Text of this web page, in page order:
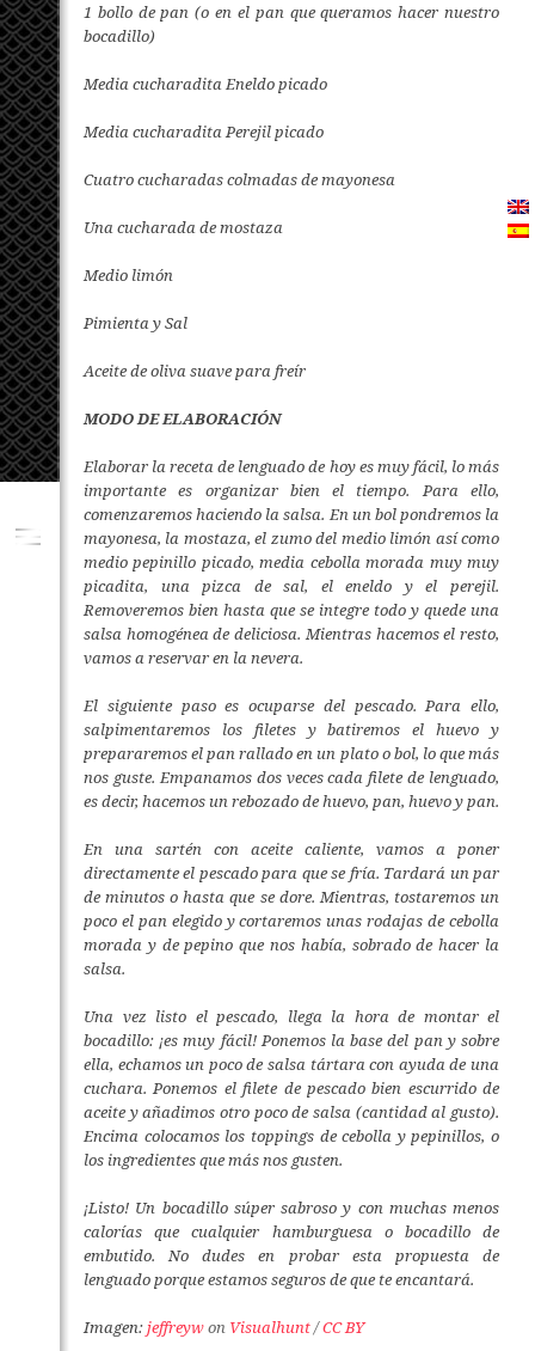
1 bollo de pan (o en el pan que queramos hacer nuestro
bocadillo)
Media cucharadita Eneldo picado
Media cucharadita Perejil picado
Cuatro cucharadas colmadas de mayonesa
Una cucharada de mostaza
Medio limón
Pimienta y Sal
Aceite de oliva suave para freír
MODO DE ELABORACIÓN
Elaborar la receta de lenguado de hoy es muy fácil, lo más
importante es organizar bien el tiempo. Para ello,
comenzaremos haciendo la salsa. En un bol pondremos la
mayonesa, la mostaza, el zumo del medio limón así como
medio pepinillo picado, media cebolla morada muy muy
picadita, una pizca de sal, el eneldo y el perejil.
Removeremos bien hasta que se integre todo y quede una
salsa homogénea de deliciosa. Mientras hacemos el resto,
vamos a reservar en la nevera.
El siguiente paso es ocuparse del pescado. Para ello,
salpimentaremos los filetes y batiremos el huevo y
prepararemos el pan rallado en un plato o bol, lo que más
nos guste. Empanamos dos veces cada filete de lenguado,
es decir, hacemos un rebozado de huevo, pan, huevo y pan.
En una sartén con aceite caliente, vamos a poner
directamente el pescado para que se fría. Tardará un par
de minutos o hasta que se dore. Mientras, tostaremos un
poco el pan elegido y cortaremos unas rodajas de cebolla
morada y de pepino que nos había, sobrado de hacer la
salsa.
Una vez listo el pescado, llega la hora de montar el
bocadillo: ¡es muy fácil! Ponemos la base del pan y sobre
ella, echamos un poco de salsa tártara con ayuda de una
cuchara. Ponemos el filete de pescado bien escurrido de
aceite y añadimos otro poco de salsa (cantidad al gusto).
Encima colocamos los toppings de cebolla y pepinillos, o
los ingredientes que más nos gusten.
¡Listo! Un bocadillo súper sabroso y con muchas menos
calorías que cualquier hamburguesa o bocadillo de
embutido. No dudes en probar esta propuesta de
lenguado porque estamos seguros de que te encantará.
Imagen:jeffreywon Visualhunt/CC BY